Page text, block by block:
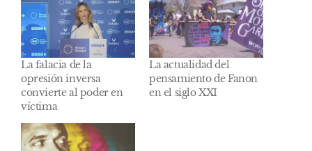
La falacia de la
opresión inversa
convierte al poder en
víctima
La actualidad del
pensamiento de Fanon
en el siglo XXI